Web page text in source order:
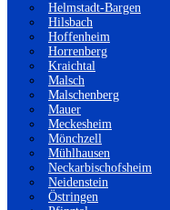
Helmstadt-Bargen
Hilsbach
Hoffenheim
Horrenberg
Kraichtal
Malsch
Malschenberg
Mauer
Meckesheim
Mönchzell
Mühlhausen
Neckarbischofsheim
Neidenstein
Östringen